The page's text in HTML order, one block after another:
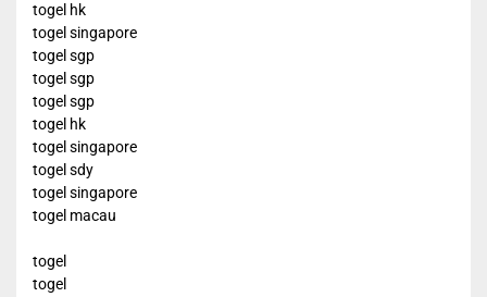
togel hk
togel singapore
togel sgp
togel sgp
togel sgp
togel hk
togel singapore
togel sdy
togel singapore
togel macau
togel
togel